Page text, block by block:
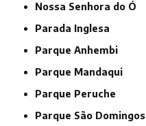
Nossa Senhora do Ó
Parada Inglesa
Parque Anhembi
Parque Mandaqui
Parque Peruche
Parque São Domingos